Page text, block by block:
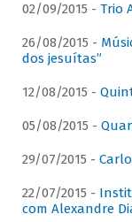
02/09/2015 - Trio
26/08/2015 -
dos jesuítas”
12/08/2015 -
05/08/2015 -
29/07/2015 -
22/07/2015 -
com Alexandre